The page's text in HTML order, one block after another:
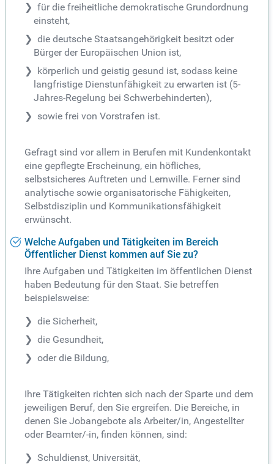
für die freiheitliche demokratische Grundordnung
einsteht,
die deutsche Staatsangehörigkeit besitzt oder
Bürger der Europäischen Union ist,
körperlich und geistig gesund ist, sodass keine
langfristige Dienstunfähigkeit zu erwarten ist (5-
Jahres-Regelung bei Schwerbehinderten),
sowie frei von Vorstrafen ist.
Gefragt sind vor allem in Berufen mit Kundenkontakt
eine gepflegte Erscheinung, ein höfliches,
selbstsicheres Auftreten und Lernwille. Ferner sind
analytische sowie organisatorische Fähigkeiten,
Selbstdisziplin und Kommunikationsfähigkeit
erwünscht.
Welche Aufgaben und Tätigkeiten im Bereich
Öffentlicher Dienst kommen auf Sie zu?
Ihre Aufgaben und Tätigkeiten im öffentlichen Dienst
haben Bedeutung für den Staat. Sie betreffen
beispielsweise:
die Sicherheit,
die Gesundheit,
oder die Bildung,
Ihre Tätigkeiten richten sich nach der Sparte und dem
jeweiligen Beruf, den Sie ergreifen. Die Bereiche, in
denen Sie Jobangebote als Arbeiter/in, Angestellter
oder Beamter/-in, finden können, sind:
Schuldienst, Universität,